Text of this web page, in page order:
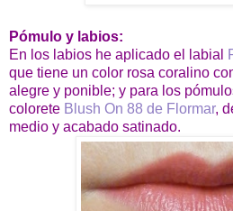
Pómulo y labios:
En los labios he aplicado el labial
que tiene un color rosa coralino
alegre y ponible; y para los
colorete Blush On 88 de Flormar,
medio y acabado satinado.